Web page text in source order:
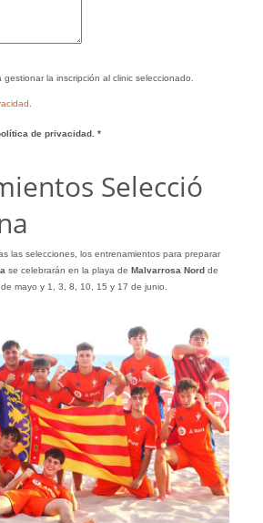
la inscripción al clinic seleccionado.
.
de privacidad. *
Selecció
las selecciones, los entrenamientos para preparar
se celebrarán en la playa de Malvarrosa Nord de
mayo y 1, 3, 8, 10, 15 y 17 de junio.